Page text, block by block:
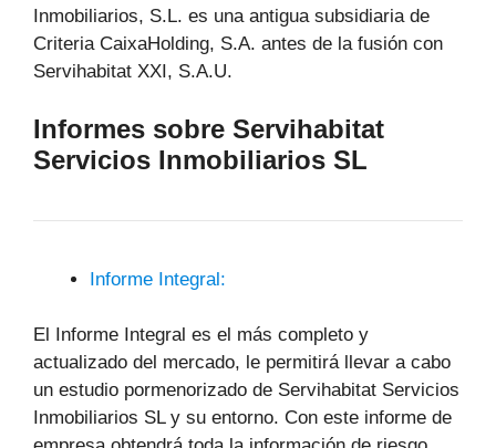
Inmobiliarios, S.L. es una antigua subsidiaria de
Criteria CaixaHolding, S.A. antes de la fusión con
Servihabitat XXI, S.A.U.
Informes sobre Servihabitat
Servicios Inmobiliarios SL
Informe Integral:
El Informe Integral es el más completo y
actualizado del mercado, le permitirá llevar a cabo
un estudio pormenorizado de Servihabitat Servicios
Inmobiliarios SL y su entorno. Con este informe de